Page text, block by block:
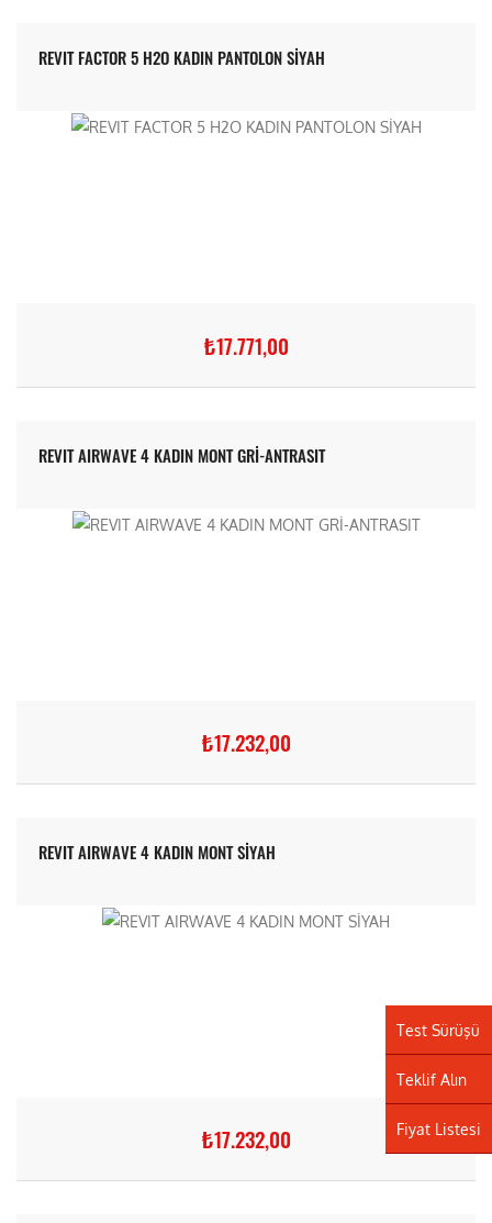
REVIT FACTOR 5 H2O KADIN PANTOLON SİYAH
₺17.771,00
REVIT AIRWAVE 4 KADIN MONT GRİ-ANTRASIT
₺17.232,00
REVIT AIRWAVE 4 KADIN MONT SİYAH
₺17.232,00
Test Sürüşü
Teklif Alın
Fiyat Listesi